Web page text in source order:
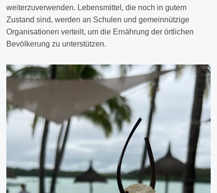
weiterzuverwenden. Lebensmittel, die noch in gutem
Zustand sind, werden an Schulen und gemeinnützige
Organisationen verteilt, um die Ernährung der örtlichen
Bevölkerung zu unterstützen.